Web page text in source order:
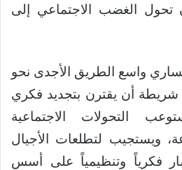
الغضب الاجتماعي إلى
واسع الطريق الأجدى نحو
شريطة أن يقترن بتجديد فكري
التحولات الاجتماعية
ويستجيب لتطلعات الأجيال
فكرياً وتنظيمياً على أسس